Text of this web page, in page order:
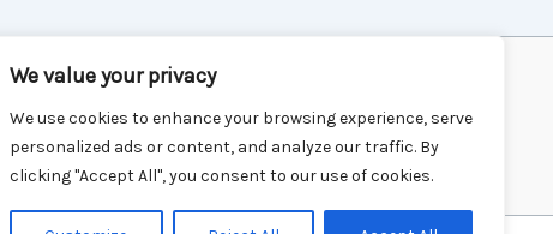
We value your privacy
We use cookies to enhance your browsing experience, serve
personalized ads or content, and analyze our traffic. By
clicking "Accept All", you consent to our use of cookies.